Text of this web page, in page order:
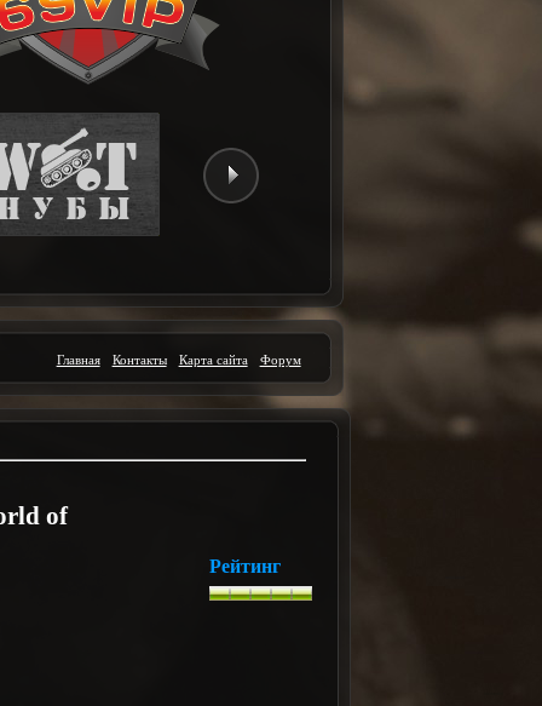
Главная Контакты Карта сайта Форум
of
Рейтинг